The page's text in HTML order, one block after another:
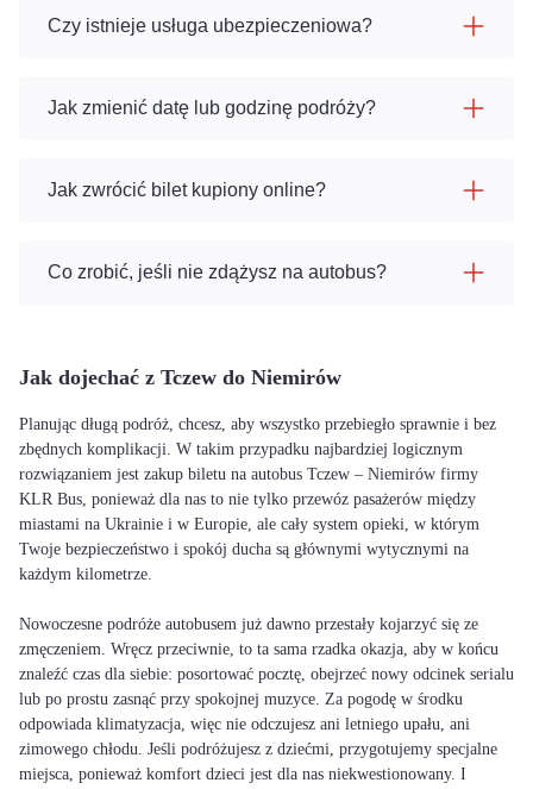
Czy istnieje usługa ubezpieczeniowa?
Jak zmienić datę lub godzinę podróży?
Jak zwrócić bilet kupiony online?
Co zrobić, jeśli nie zdążysz na autobus?
Jak dojechać z Tczew do Niemirów
Planując długą podróż, chcesz, aby wszystko przebiegło sprawnie i bez
zbędnych komplikacji. W takim przypadku najbardziej logicznym
rozwiązaniem jest zakup biletu na autobus Tczew – Niemirów firmy
KLR Bus, ponieważ dla nas to nie tylko przewóz pasażerów między
miastami na Ukrainie i w Europie, ale cały system opieki, w którym
Twoje bezpieczeństwo i spokój ducha są głównymi wytycznymi na
każdym kilometrze.
Nowoczesne podróże autobusem już dawno przestały kojarzyć się ze
zmęczeniem. Wręcz przeciwnie, to ta sama rzadka okazja, aby w końcu
znaleźć czas dla siebie: posortować pocztę, obejrzeć nowy odcinek serialu
lub po prostu zasnąć przy spokojnej muzyce. Za pogodę w środku
odpowiada klimatyzacja, więc nie odczujesz ani letniego upału, ani
zimowego chłodu. Jeśli podróżujesz z dziećmi, przygotujemy specjalne
miejsca, ponieważ komfort dzieci jest dla nas niekwestionowany. I